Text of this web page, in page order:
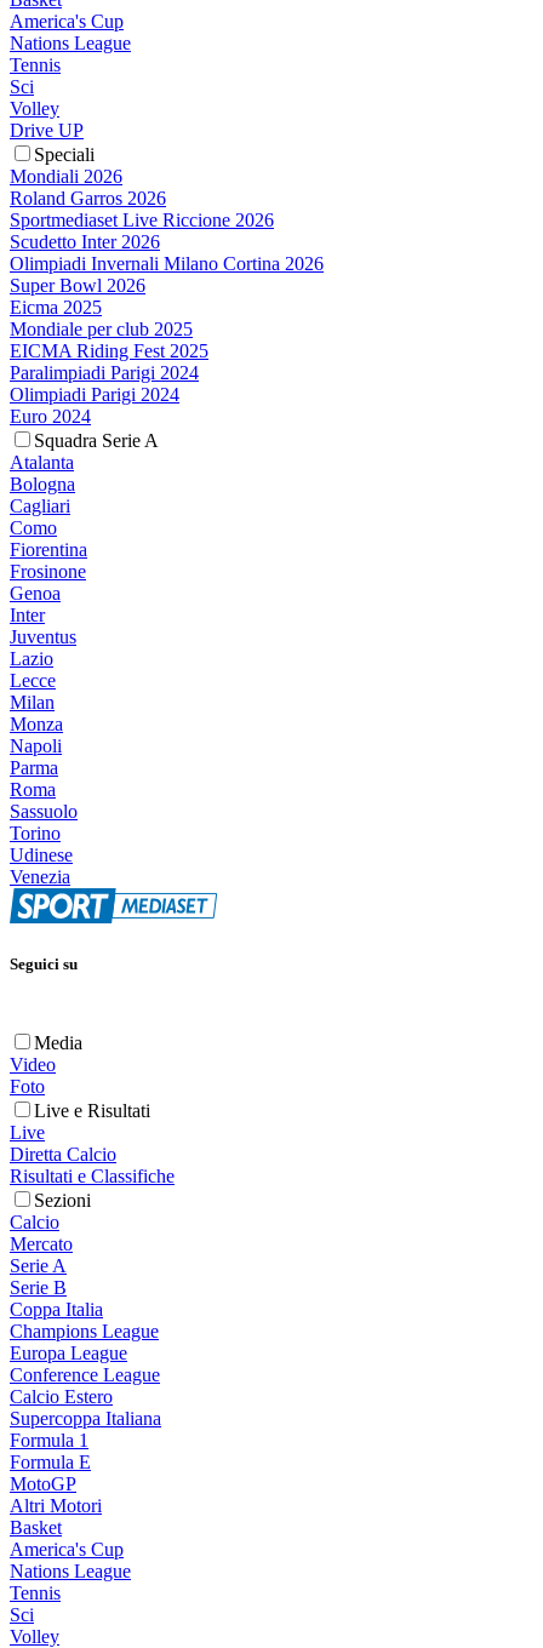
America's Cup
Nations League
Tennis
Sci
Volley
Drive UP
Speciali
Mondiali 2026
Roland Garros 2026
Sportmediaset Live Riccione 2026
Scudetto Inter 2026
Olimpiadi Invernali Milano Cortina 2026
Super Bowl 2026
Eicma 2025
Mondiale per club 2025
EICMA Riding Fest 2025
Paralimpiadi Parigi 2024
Olimpiadi Parigi 2024
Euro 2024
Squadra Serie A
Atalanta
Bologna
Cagliari
Como
Fiorentina
Frosinone
Genoa
Inter
Juventus
Lazio
Lecce
Milan
Monza
Napoli
Parma
Roma
Sassuolo
Torino
Udinese
Venezia
Seguici su
Media
Video
Foto
Live e Risultati
Live
Diretta Calcio
Risultati e Classifiche
Sezioni
Calcio
Mercato
Serie A
Serie B
Coppa Italia
Champions League
Europa League
Conference League
Calcio Estero
Supercoppa Italiana
Formula 1
Formula E
MotoGP
Altri Motori
Basket
America's Cup
Nations League
Tennis
Sci
Volley